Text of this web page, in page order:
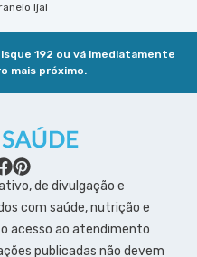
Ijal
192 ou vá imediatamente
mais próximo.
de divulgação e
com saúde, nutrição e
acesso ao atendimento
publicadas não devem